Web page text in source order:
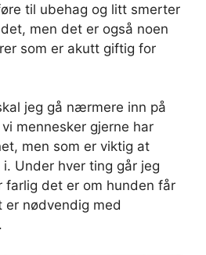
til ubehag og litt smerter
men det er også noen
som er akutt giftig for
jeg gå nærmere inn på
mennesker gjerne har
men som er viktig at
Under hver ting går jeg
farlig det er om hunden får
nødvendig med